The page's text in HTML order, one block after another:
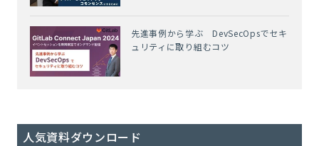
先進事例から学ぶ DevSecOpsでセキ
ュリティに取り組むコツ
人気資料ダウンロード